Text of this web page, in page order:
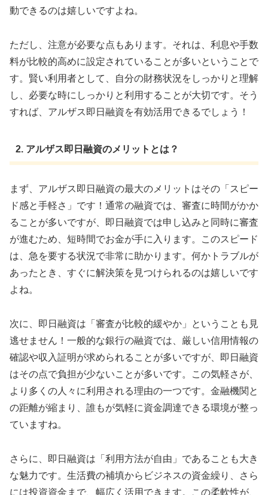
動できるのは嬉しいですよね。
ただし、注意が必要な点もあります。それは、利息や手数
料が比較的高めに設定されていることが多いということで
す。賢い利用者として、自分の財務状況をしっかりと理解
し、必要な時にしっかりと利用することが大切です。そう
すれば、アルザス即日融資を有効活用できるでしょう！
2. アルザス即日融資のメリットとは？
まず、アルザス即日融資の最大のメリットはその「スピー
ド感と手軽さ」です！通常の融資では、審査に時間がかか
ることが多いですが、即日融資では申し込みと同時に審査
が進むため、短時間でお金が手に入ります。このスピード
は、急を要する状況で非常に助かります。何かトラブルが
あったとき、すぐに解決策を見つけられるのは嬉しいです
よね。
次に、即日融資は「審査が比較的緩やか」ということも見
逃せません！一般的な銀行の融資では、厳しい信用情報の
確認や収入証明が求められることが多いですが、即日融資
はその点で負担が少ないことが多いです。この気軽さが、
より多くの人々に利用される理由の一つです。金融機関と
の距離が縮まり、誰もが気軽に資金調達できる環境が整っ
ていますね。
さらに、即日融資は「利用方法が自由」であることも大き
な魅力です。生活費の補填からビジネスの資金繰り、さら
には投資資金まで、幅広く活用できます。この柔軟性が、